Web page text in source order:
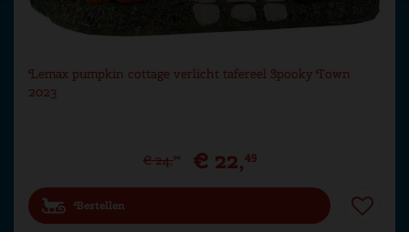
Lemax pumpkin cottage verlicht tafereel Spooky Town
2023
€ 24,99 € 22,49
Bestellen